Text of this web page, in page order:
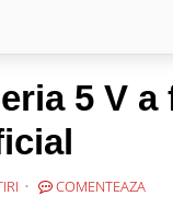
5 V a
COMENTEAZA